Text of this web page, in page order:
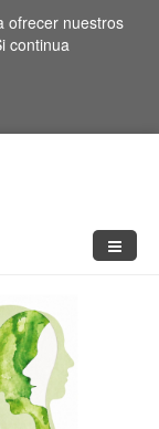
ofrecer nuestros
continua